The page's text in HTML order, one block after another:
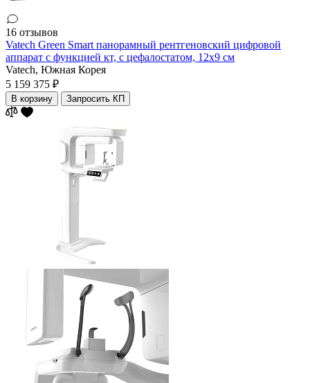
16 отзывов
Vatech Green Smart панорамный рентгеновский цифровой
аппарат с функцией кт, с цефалостатом, 12x9 см
Vatech, Южная Корея
5 159 375 ₽
В корзину Запросить КП